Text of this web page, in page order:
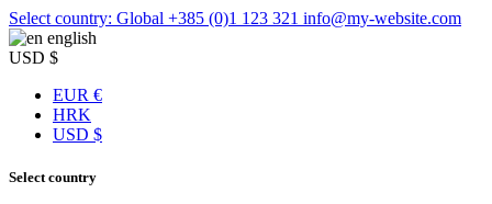
Select country: Global +385 (0)1 123 321 info@my-website.com
english
USD $
EUR €
HRK
USD $
Select country